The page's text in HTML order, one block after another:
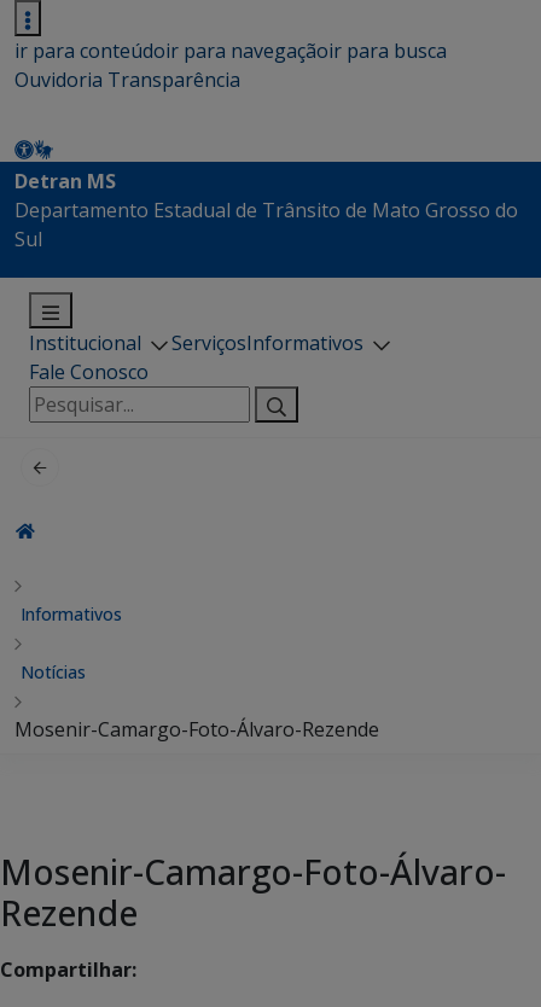
ir para conteúdoir para navegaçãoir para busca
Ouvidoria Transparência
Detran MS
Departamento Estadual de Trânsito de Mato Grosso do
Sul
Institucional ServiçosInformativos
Fale Conosco
Pesquisar
por:
Informativos
Notícias
Mosenir-Camargo-Foto-Álvaro-Rezende
Mosenir-Camargo-Foto-Álvaro-
Rezende
Compartilhar: